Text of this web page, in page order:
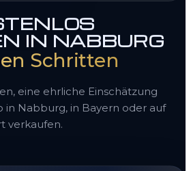
IN NABBURG
Schritten
eine ehrliche Einschätzung
in Nabburg, in Bayern oder auf
verkaufen.